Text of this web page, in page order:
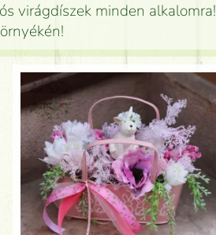
virágdíszek minden alkalomra!